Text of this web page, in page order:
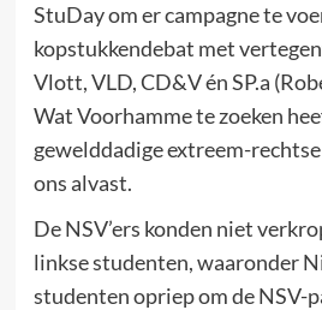
StuDay om er campagne te
kopstukkendebat met
Vlott, VLD, CD&V én SP.a
Wat Voorhamme te zoeken
gewelddadige extreem-
ons alvast.
De NSV’ers konden niet
linkse studenten, waaronder
studenten opriep om de NSV-